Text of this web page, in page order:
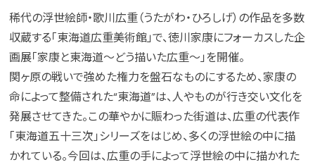
稀代の浮世絵師・歌川広重（うたがわ・ひろしげ）の作品を多数
収蔵する「東海道広重美術館」で、徳川家康にフォーカスした企
画展「家康と東海道〜どう描いた広重〜」を開催。
関ヶ原の戦いで強めた権力を盤石なものにするため、家康の
命によって整備された“東海道”は、人やものが行き交い文化を
発展させてきた。この華やかに賑わった街道は、広重の代表作
「東海道五十三次」シリーズをはじめ、多くの浮世絵の中に描
かれている。今回は、広重の手によって浮世絵の中に描かれた